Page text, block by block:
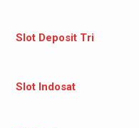
Slot Deposit Tri
Slot Indosat